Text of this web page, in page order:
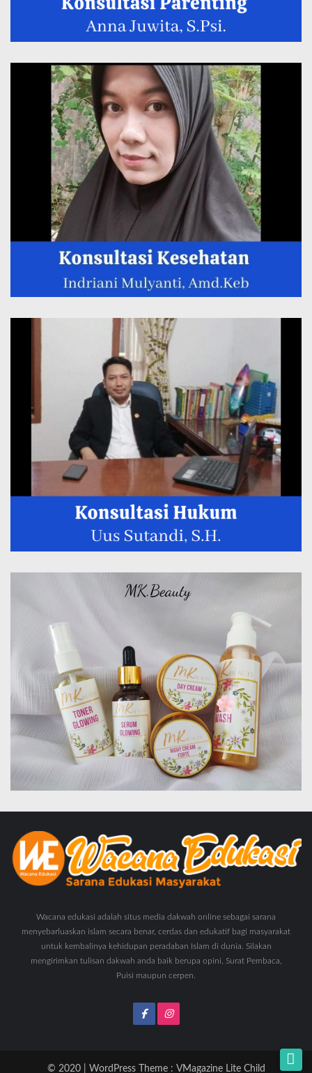
Wacana edukasi adalah situs media dakwah online sebagai sarana
menyebarluaskan islam secara benar, cerdas dan edukatif bagi masyarakat
untuk kembalinya kehidupan peradaban Islam di dunia. Silakan
mengirimkan tulisan dakwah anda baik berupa opini, Surat Pembaca,
Puisi maupun cerpen.
© 2020 | WordPress Theme : VMagazine Lite Child